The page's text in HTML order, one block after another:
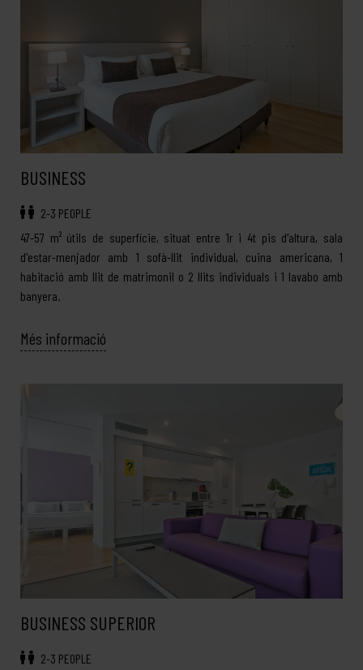
BUSINESS
2-3 PEOPLE
47-57 m² útils de superfície, situat entre 1r i 4t pis d'altura, sala
d'estar-menjador amb 1 sofà-llit individual, cuina americana, 1
habitació amb llit de matrimonil o 2 llits individuals i 1 lavabo amb
banyera.
Més informació
BUSINESS SUPERIOR
2-3 PEOPLE